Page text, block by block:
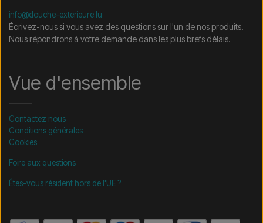
info@douche-exterieure.lu
Écrivez-nous si vous avez des questions sur l'un de nos produits.
Nous répondrons à votre demande dans les plus brefs délais.
Vue d'ensemble
Contactez nous
Conditions générales
Cookies
Foire aux questions
Êtes-vous résident hors de l'UE ?